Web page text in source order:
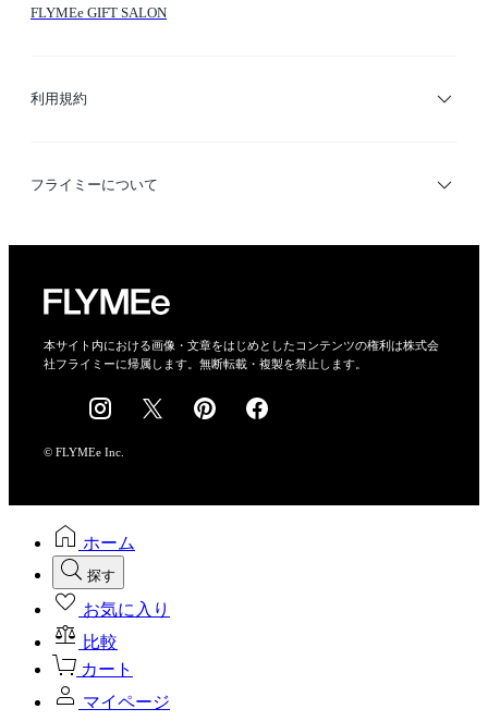
FLYMEe GIFT SALON
利用規約
利用規約
フライミーについて
会社概要
採用情報
本サイト内における画像・文章をはじめとしたコンテンツの権利は株式会
社フライミーに帰属します。無断転載・複製を禁止します。
© FLYMEe Inc.
ホーム
探す
お気に入り
比較
カート
マイページ